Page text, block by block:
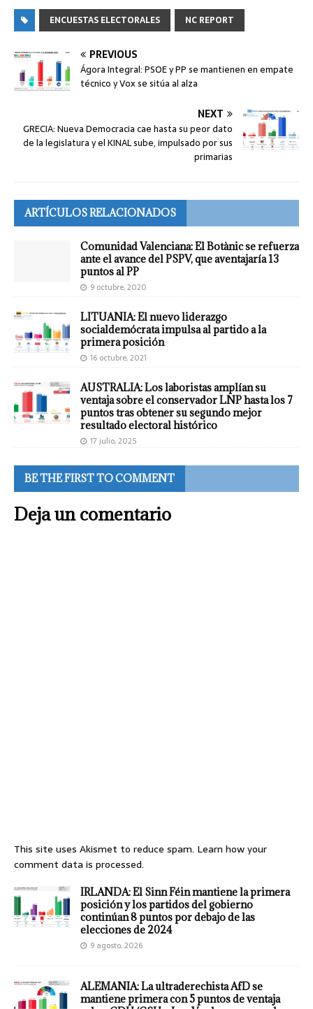
ENCUESTAS ELECTORALES NC REPORT
PREVIOUS
Ágora Integral: PSOE y PP se mantienen en empate
técnico y Vox se sitúa al alza
NEXT
GRECIA: Nueva Democracia cae hasta su peor dato
de la legislatura y el KINAL sube, impulsado por sus
primarias
ARTÍCULOS RELACIONADOS
Comunidad Valenciana: El Botànic se refuerza
ante el avance del PSPV, que aventajaría 13
puntos al PP
9 octubre, 2020
LITUANIA: El nuevo liderazgo
socialdemócrata impulsa al partido a la
primera posición
16 octubre, 2021
AUSTRALIA: Los laboristas amplían su
ventaja sobre el conservador LNP hasta los 7
puntos tras obtener su segundo mejor
resultado electoral histórico
17 julio, 2025
BE THE FIRST TO COMMENT
Deja un comentario
This site uses Akismet to reduce spam. Learn how your
comment data is processed.
IRLANDA: El Sinn Féin mantiene la primera
posición y los partidos del gobierno
continúan 8 puntos por debajo de las
elecciones de 2024
9 agosto, 2026
ALEMANIA: La ultraderechista AfD se
mantiene primera con 5 puntos de ventaja